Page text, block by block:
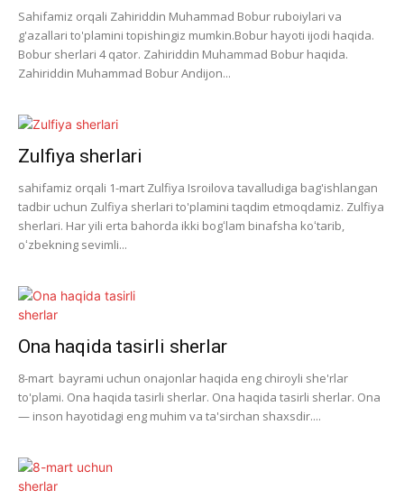
Sahifamiz orqali Zahiriddin Muhammad Bobur ruboiylari va
g'azallari to'plamini topishingiz mumkin.Bobur hayoti ijodi haqida.
Bobur sherlari 4 qator. Zahiriddin Muhammad Bobur haqida.
Zahiriddin Muhammad Bobur Andijon...
Zulfiya sherlari
sahifamiz orqali 1-mart Zulfiya Isroilova tavalludiga bag'ishlangan
tadbir uchun Zulfiya sherlari to'plamini taqdim etmoqdamiz. Zulfiya
sherlari. Har yili erta bahorda ikki bogʻlam binafsha koʻtarib,
oʻzbekning sevimli...
Ona haqida tasirli sherlar
8-mart bayrami uchun onajonlar haqida eng chiroyli she'rlar
to'plami. Ona haqida tasirli sherlar. Ona haqida tasirli sherlar. Ona
— inson hayotidagi eng muhim va ta'sirchan shaxsdir....